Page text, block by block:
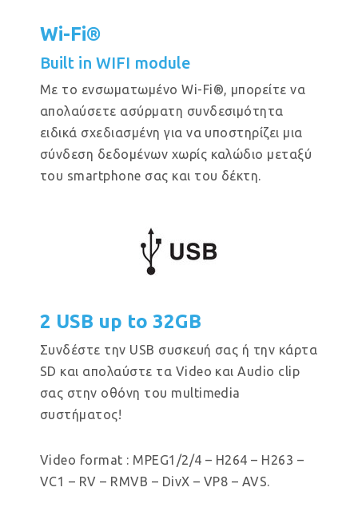
Wi-Fi®
Built in WIFI module
Με το ενσωματωμένο Wi-Fi®, μπορείτε να
απολαύσετε ασύρματη συνδεσιμότητα
ειδικά σχεδιασμένη για να υποστηρίζει μια
σύνδεση δεδομένων χωρίς καλώδιο μεταξύ
του smartphone σας και του δέκτη.
2 USB up to 32GB
Συνδέστε την USB συσκευή σας ή την κάρτα
SD και απολαύστε τα Video και Audio clip
σας στην οθόνη του multimedia
συστήματος!
Video format : MPEG1/2/4 – H264 – H263 –
VC1 – RV – RMVB – DivX – VP8 – AVS.